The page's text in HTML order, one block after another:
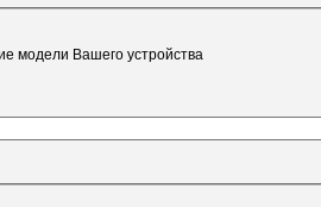
модели Вашего устройства